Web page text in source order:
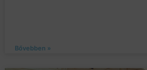
Bővebben »